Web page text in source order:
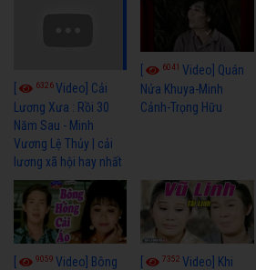
6326Video] Cải
Lương Xưa : Rồi 30
Năm Sau - Minh
Vương Lệ Thủy | cải
lương xã hội hay nhất
6041Video] Quán
Nửa Khuya-Minh
Cảnh-Trọng Hữu
9059 Video] Bông
7352Video] Khi